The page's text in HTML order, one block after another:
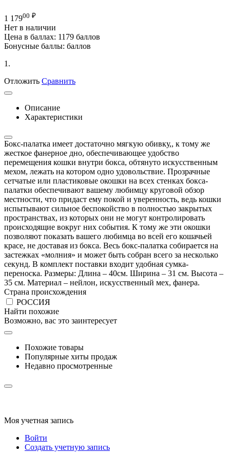
1 17900 ₽
Нет в наличии
Цена в баллах: 1179 баллов
Бонусные баллы: баллов
1.
Отложить Сравнить
Описание
Характеристики
Бокс-палатка имеет достаточно мягкую обивку,, к тому же
жесткое фанерное дно, обеспечивающее удобство
перемещения кошки внутри бокса, обтянуто искусственным
мехом, лежать на котором одно удовольствие. Прозрачные
сетчатые или пластиковые окошки на всех стенках бокса-
палатки обеспечивают вашему любимцу круговой обзор
местности, что придаст ему покой и уверенность, ведь кошки
испытывают сильное беспокойство в полностью закрытых
пространствах, из которых они не могут контролировать
происходящие вокруг них события. К тому же эти окошки
позволяют показать вашего любимца во всей его кошачьей
красе, не доставая из бокса. Весь бокс-палатка собирается на
застежках «молния» и может быть собран всего за несколько
секунд. В комплект поставки входит удобная сумка-
переноска. Размеры: Длина – 40см. Ширина – 31 см. Высота –
35 см. Материал – нейлон, искусственный мех, фанера.
Страна происхождения
РОССИЯ
Найти похожие
Возможно, вас это заинтересует
Похожие товары
Популярные хиты продаж
Недавно просмотренные
Моя учетная запись
Войти
Создать учетную запись